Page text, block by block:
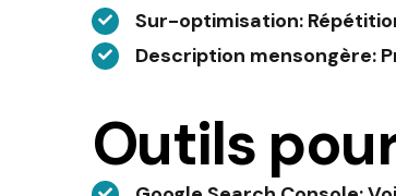
Sur-optimisation:
Description mensongère:
Outils